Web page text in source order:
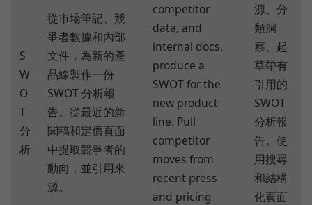
S
W
O
T
分
析
從市場筆記、競
爭者數據和內部
文件，為新的產
品線製作一份
SWOT 分析報
告。從最近的新
聞稿和定價頁面
中提取競爭者的
動向，並引用來
源。
competitor
data, and
internal docs,
produce a
SWOT for the
new product
line. Pull
competitor
moves from
recent press
and pricing
源、分
類洞
察、起
草帶有
引用的
SWOT
分析報
告。使
用搜尋
和結構
化頁面